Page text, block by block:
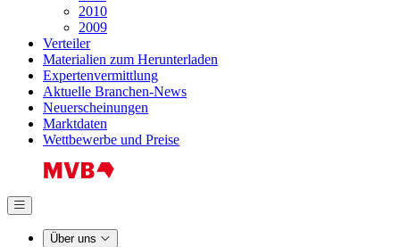
2010
2009
Verteiler
Materialien zum Herunterladen
Expertenvermittlung
Aktuelle Branchen-News
Neuerscheinungen
Marktdaten
Wettbewerbe und Preise
Über uns